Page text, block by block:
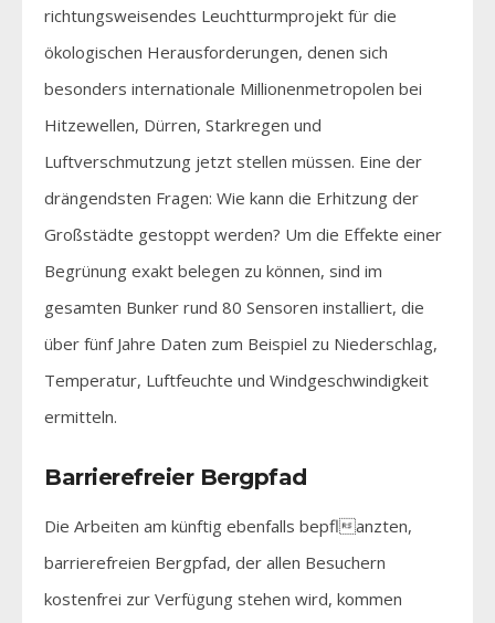
richtungsweisendes Leuchtturmprojekt für die
ökologischen Herausforderungen, denen sich
besonders internationale Millionenmetropolen bei
Hitzewellen, Dürren, Starkregen und
Luftverschmutzung jetzt stellen müssen. Eine der
drängendsten Fragen: Wie kann die Erhitzung der
Großstädte gestoppt werden? Um die Effekte einer
Begrünung exakt belegen zu können, sind im
gesamten Bunker rund 80 Sensoren installiert, die
über fünf Jahre Daten zum Beispiel zu Niederschlag,
Temperatur, Luftfeuchte und Windgeschwindigkeit
ermitteln.
Barrierefreier Bergpfad
Die Arbeiten am künftig ebenfalls bepflanzten,
barrierefreien Bergpfad, der allen Besuchern
kostenfrei zur Verfügung stehen wird, kommen